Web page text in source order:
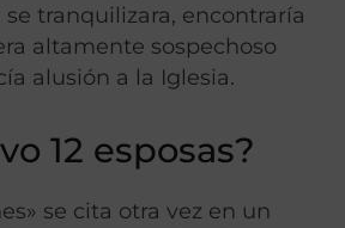
tranquilizara, encontraría
altamente sospechoso
alusión a la Iglesia.
12 esposas?
se cita otra vez en un